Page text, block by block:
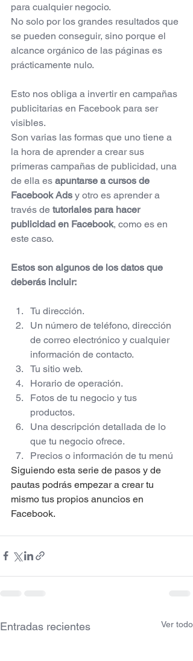
para cualquier negocio.
No solo por los grandes resultados que
se pueden conseguir, sino porque el
alcance orgánico de las páginas es
prácticamente nulo.
Esto nos obliga a invertir en campañas
publicitarias en Facebook para ser
visibles.
Son varias las formas que uno tiene a
la hora de aprender a crear sus
primeras campañas de publicidad, una
de ella es apuntarse a cursos de
Facebook Ads y otro es aprender a
través de tutoriales para hacer
publicidad en Facebook, como es en
este caso.
Estos son algunos de los datos que
deberás incluir:
Tu dirección.
Un número de teléfono, dirección
de correo electrónico y cualquier
información de contacto.
Tu sitio web.
Horario de operación.
Fotos de tu negocio y tus
productos.
Una descripción detallada de lo
que tu negocio ofrece.
Precios o información de tu menú
Siguiendo esta serie de pasos y de
pautas podrás empezar a crear tu
mismo tus propios anuncios en
Facebook.
Entradas recientes Ver todo